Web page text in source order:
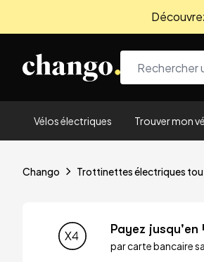
Vélos électriques Trouver mon
Chango Trottinettes électriques
Payez jusqu'en
par carte bancaire